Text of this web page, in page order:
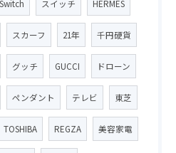
Switch スイッチ HERMES
スカーフ 21年 千円硬貨
グッチ GUCCI ドローン
ペンダント テレビ 東芝
TOSHIBA REGZA 美容家電